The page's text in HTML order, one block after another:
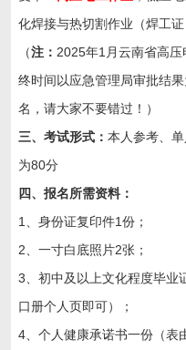
化焊接与热切割作业（焊工证
（注： 2025年1月云南省高
终时间以应急管理局审批结
名，请大家不要错过！）
三、考试形式：本人参考、
为80分
四、报名所需资料：
1、身份证复印件1份；
2、一寸白底照片2张；
3、初中及以上文化程度毕业
口册个人页即可）；
4、个人健康承诺书一份（表